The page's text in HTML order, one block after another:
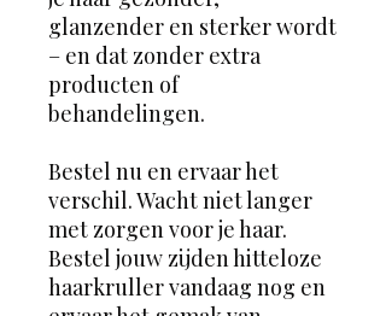
glanzender en sterker wordt
– en dat zonder extra
producten of
behandelingen.
Bestel nu en ervaar het
verschil. Wacht niet langer
met zorgen voor je haar.
Bestel jouw zijden hitteloze
haarkruller vandaag nog en